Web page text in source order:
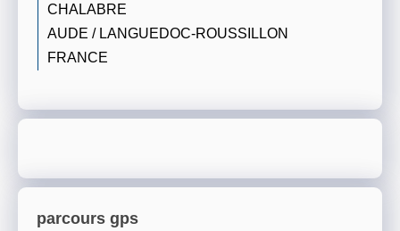
CHALABRE
AUDE / LANGUEDOC-ROUSSILLON
FRANCE
parcours gps